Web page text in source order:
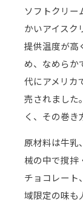
ソフトクリー
かいアイスク
提供温度が高
め、なめらか
代にアメリカ
売されました
く、その巻き
原材料は牛乳
械の中で撹拌
チョコレート
域限定の味も